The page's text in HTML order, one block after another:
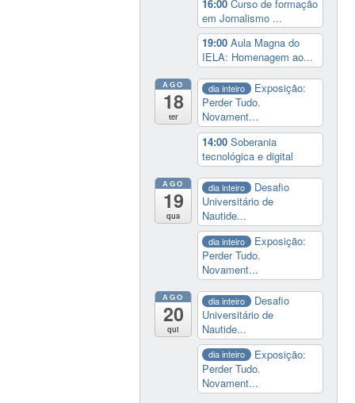
16:00Curso de formação
em Jornalismo ...
19:00Aula Magna do
IELA: Homenagem ao...
AGO
18
ter
dia inteiro
Exposição:
Perder Tudo.
Novament...
14:00Soberania
tecnológica e digital
AGO
19
qua
dia inteiro
Desafio
Universitário de
Nautide...
dia inteiro
Exposição:
Perder Tudo.
Novament...
AGO
20
qui
dia inteiro
Desafio
Universitário de
Nautide...
dia inteiro
Exposição:
Perder Tudo.
Novament...